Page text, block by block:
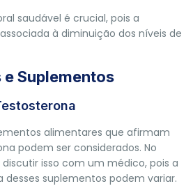
saudável é crucial, pois a
à diminuição dos níveis de
Suplementos
alimentares que afirmam
podem ser considerados. No
isso com um médico, pois a
suplementos podem variar.